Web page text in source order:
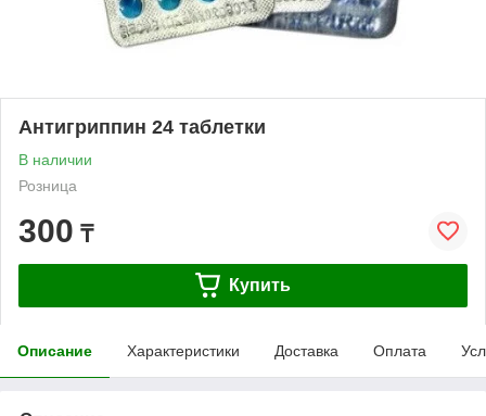
Антигриппин 24 таблетки
В наличии
Розница
300 ₸
Купить
Описание Характеристики Доставка Оплата